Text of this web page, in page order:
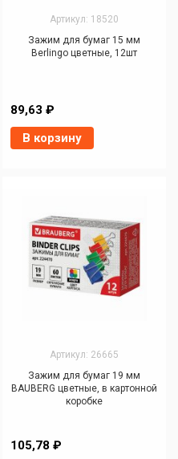
Артикул: 18520
Зажим для бумаг 15 мм
Berlingo цветные, 12шт
89,63 ₽
В корзину
Артикул: 26665
Зажим для бумаг 19 мм
BAUBERG цветные, в картонной
коробке
105,78 ₽